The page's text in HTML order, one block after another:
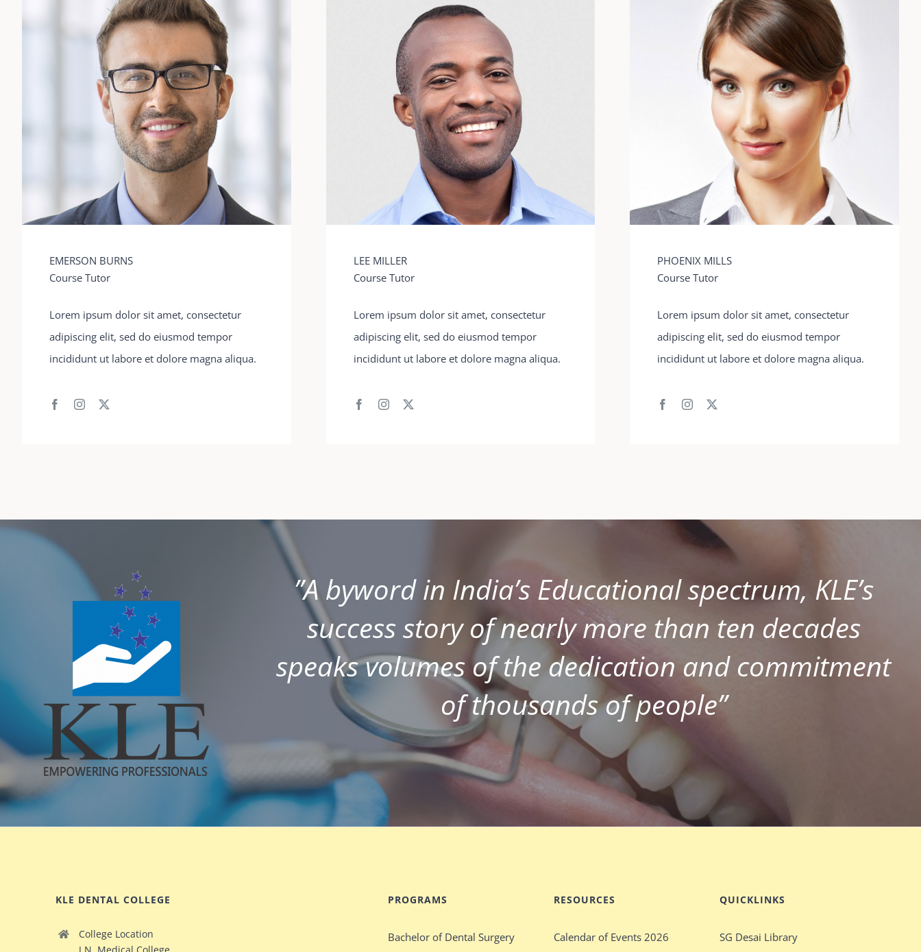
EMERSON BURNS
Course Tutor
Lorem ipsum dolor sit amet, consectetur
adipiscing elit, sed do eiusmod tempor
incididunt ut labore et dolore magna aliqua.
LEE MILLER
Course Tutor
Lorem ipsum dolor sit amet, consectetur
adipiscing elit, sed do eiusmod tempor
incididunt ut labore et dolore magna aliqua.
PHOENIX MILLS
Course Tutor
Lorem ipsum dolor sit amet, consectetur
adipiscing elit, sed do eiusmod tempor
incididunt ut labore et dolore magna aliqua.
”A byword in India’s Educational spectrum, KLE’s
success story of nearly more than ten decades
speaks volumes of the dedication and commitment
of thousands of people”
KLE DENTAL COLLEGE
College Location
PROGRAMS
Bachelor of Dental Surgery
RESOURCES
Calendar of Events 2026
QUICKLINKS
SG Desai Library